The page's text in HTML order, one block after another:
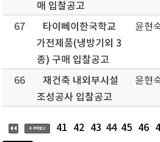
매 입찰공고
67
타이뻬이한국학교
가전제품(냉방기외 3
종) 구매 입찰공고
윤현
66
재건축 내외부시설
조성공사 입찰공고
윤현
41 42 43 44 45 46